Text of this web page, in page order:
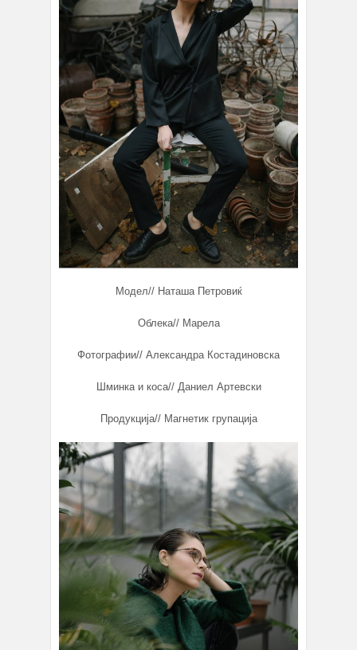
Модел// Наташа Петровиќ
Облека// Марела
Фотографии// Александра Костадиновска
Шминка и коса// Даниел Артевски
Продукција// Магнетик групација